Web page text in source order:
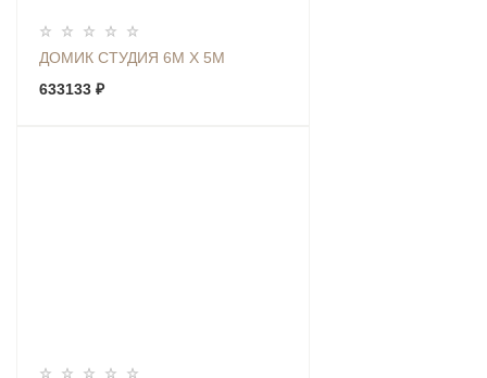
ДОМИК СТУДИЯ 6М Х 5М
633133 ₽